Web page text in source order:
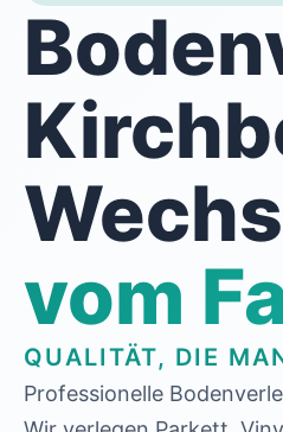
vom
QUALITÄT, DIE
Professionelle